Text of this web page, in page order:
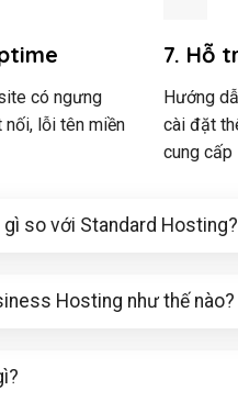
có ngưng
lỗi tên miền
7. Hỗ
Hướng
cài đặt
cung cấp
so với Standard Hosting?
Hosting như thế nào?